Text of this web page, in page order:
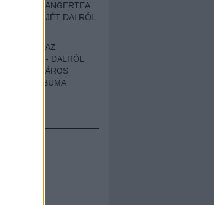
MEG AZ ANGERTEA
EP-JÉT DALRÓL
AZ
FÖLDIG - DALRÓL
KÉPZELT VÁROS
CÍMŰ ALBUMA